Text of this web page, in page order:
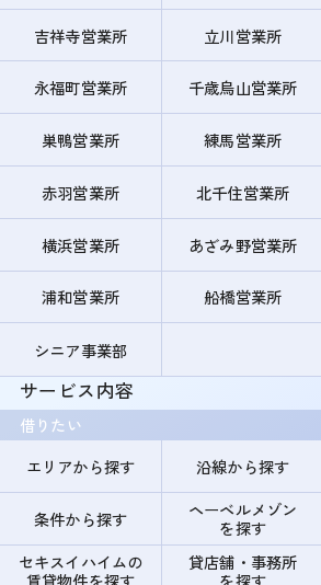
吉祥寺営業所 立川営業所
永福町営業所 千歳烏山営業所
巣鴨営業所 練馬営業所
赤羽営業所 北千住営業所
横浜営業所 あざみ野営業所
浦和営業所 船橋営業所
シニア事業部
サービス内容
借りたい
エリアから探す
沿線から探す
条件から探す
ヘーベルメゾン
を探す
セキスイハイムの
賃貸物件を探す
貸店舗・事務所
を探す